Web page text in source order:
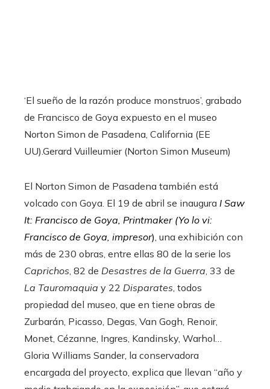
‘El sueño de la razón produce monstruos’, grabado
de Francisco de Goya expuesto en el museo
Norton Simon de Pasadena, California (EE
UU).Gerard Vuilleumier (Norton Simon Museum)
El Norton Simon de Pasadena también está
volcado con Goya. El 19 de abril se inaugura I Saw
It: Francisco de Goya, Printmaker (Yo lo vi:
Francisco de Goya, impresor), una exhibición con
más de 230 obras, entre ellas 80 de la serie los
Caprichos, 82 de Desastres de la Guerra, 33 de
La Tauromaquia y 22 Disparates, todos
propiedad del museo, que en tiene obras de
Zurbarán, Picasso, Degas, Van Gogh, Renoir,
Monet, Cézanne, Ingres, Kandinsky, Warhol…
Gloria Williams Sander, la conservadora
encargada del proyecto, explica que llevan “año y